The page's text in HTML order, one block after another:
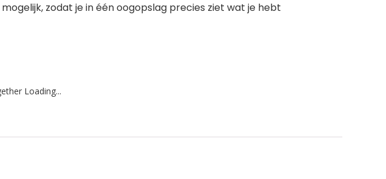
zodat je in één oogopslag precies ziet wat je hebt
Loading...